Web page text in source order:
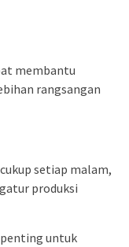
membantu
rangsangan
setiap malam,
produksi
untuk